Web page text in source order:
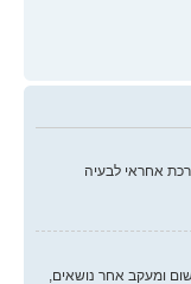
אחראי לבעיה
ומעקב אחר נושאים,